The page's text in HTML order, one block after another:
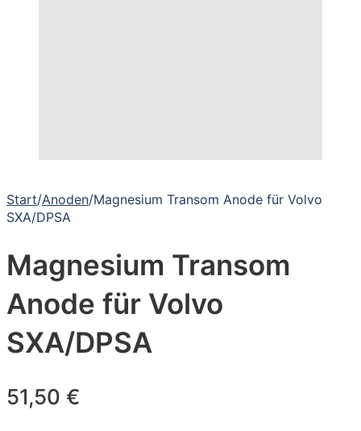
Start/Anoden/Magnesium Transom Anode für Volvo
SXA/DPSA
Magnesium Transom
Anode für Volvo
SXA/DPSA
51,50 €